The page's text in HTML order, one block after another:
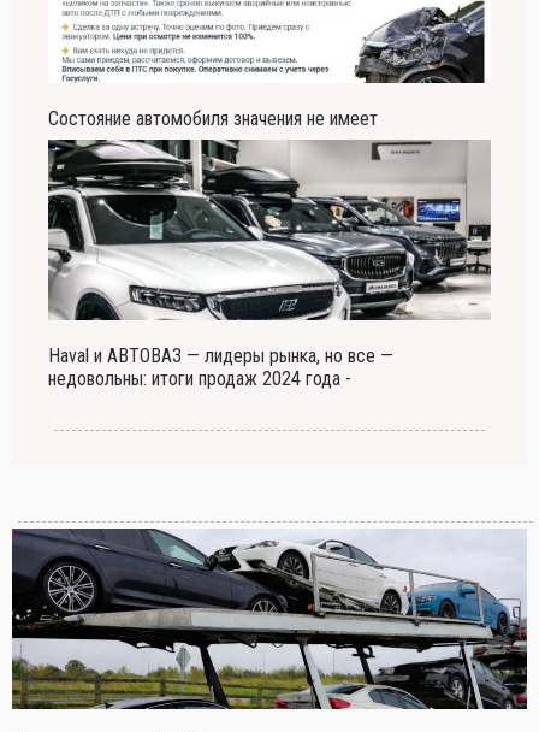
Состояние автомобиля значения не имеет
Haval и АВТОВАЗ — лидеры рынка, но все —
недовольны: итоги продаж 2024 года -